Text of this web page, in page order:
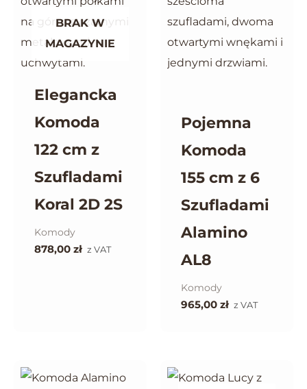
BRAK W
MAGAZYNIE
Elegancka
Komoda
122 cm z
Szufladami
Koral 2D 2S
Komody
878,00 zł z VAT
Pojemna
Komoda
155 cm z 6
Szufladami
Alamino
AL8
Komody
965,00 zł z VAT